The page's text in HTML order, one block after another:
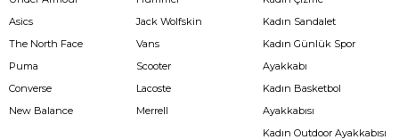
Asics
The North Face
Puma
Converse
New Balance
Jack Wolfskin
Vans
Scooter
Lacoste
Merrell
Kadın Sandalet
Kadın Günlük Spor
Ayakkabı
Kadın Basketbol
Ayakkabısı
Kadın Outdoor Ayakkabısı